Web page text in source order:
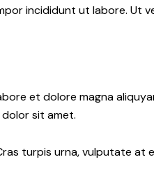
incididunt ut labore. Ut
et dolore magna
sit amet.
turpis urna, vulputate